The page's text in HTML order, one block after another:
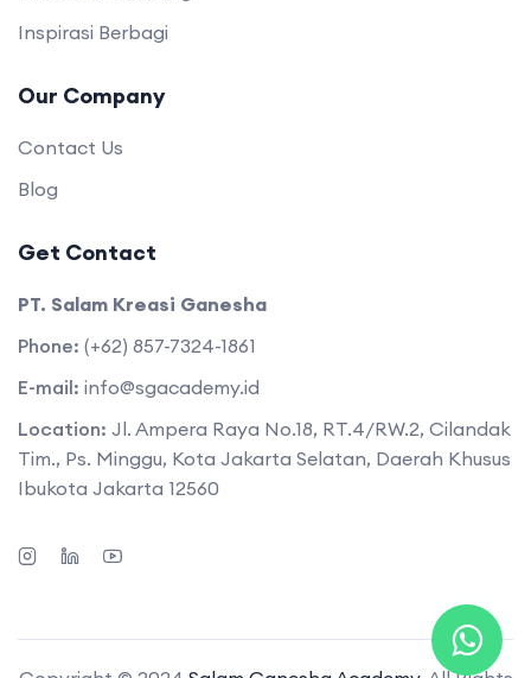
Inspirasi Berbagi
Our Company
Contact Us
Blog
Get Contact
PT. Salam Kreasi Ganesha
Phone: (+62) 857-7324-1861
E-mail: info@sgacademy.id
Location: Jl. Ampera Raya No.18, RT.4/RW.2, Cilandak
Tim., Ps. Minggu, Kota Jakarta Selatan, Daerah Khusus
Ibukota Jakarta 12560